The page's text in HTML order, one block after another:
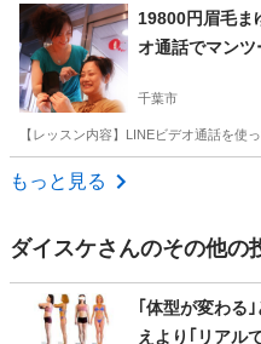
千葉 千葉市 エステ
19800円眉毛ま
オ通話でマン
校）
千葉市
【レッスン内容】LINEビデオ通話を
千葉 千葉市
もっと見る
ダイスケさんのその他の
｢体型が変わる
えより｢リアル